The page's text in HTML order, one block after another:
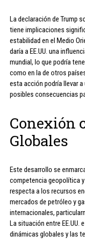
La declaración de Trump
tiene implicaciones
estabilidad en el Medio
daría a EE.UU. una
mundial, lo que podría
como en la de otros
esta acción podría llevar
posibles consecuencias
Conexión
Globales
Este desarrollo se
competencia geopolítica
respecta a los recursos
mercados de petróleo y
internacionales,
La situación entre EE.UU.
dinámicas globales y las